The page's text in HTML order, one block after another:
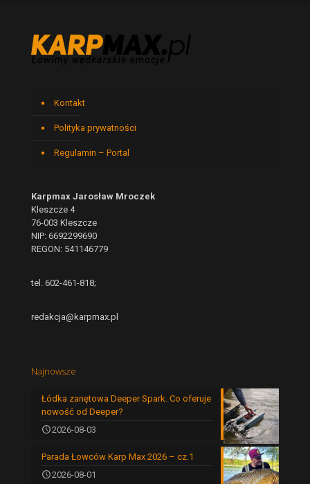
Kontakt
Polityka prywatności
Regulamin – Portal
Karpmax Jarosław Mroczek
Kleszcze 4
76-003 Kleszcze
NIP: 6692299690
REGON: 541146779
tel. 602-461-818;
redakcja@karpmax.pl
Najnowsze
Łódka zanętowa Deeper Spark. Co oferuje
nowość od Deeper?
2026-08-03
Parada Łowców Karp Max 2026 – cz.1
2026-08-01